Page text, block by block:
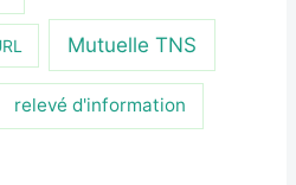
Mutuelle TNS
relevé d'information